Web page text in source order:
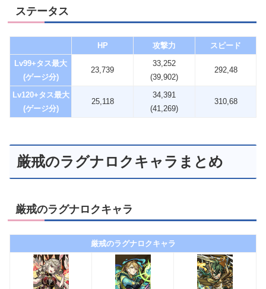
ステータス
HP 攻撃力
スピード
Lv99+タス最大
(ゲージ分)
23,739
33,252
(39,902)
292,48
Lv120+タス最大
(ゲージ分)
25,118
34,391
(41,269)
310,68
厳戒のラグナロクキャラまとめ
厳戒のラグナロクキャラ
厳戒のラグナロクキャラ